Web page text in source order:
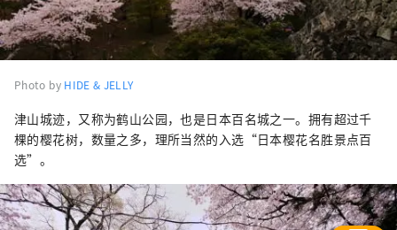
Photo by HIDE & JELLY
津山城迹，又称为鹤山公园，也是日本百名城之一。拥有超过千
棵的樱花树，数量之多，理所当然的入选“日本樱花名胜景点百
选”。